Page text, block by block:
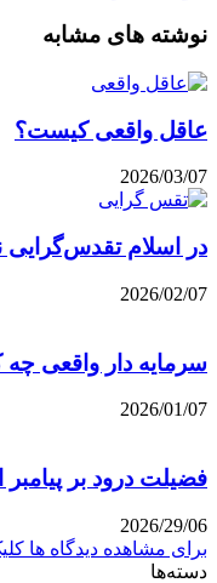
نوشته های مشابه
عاقل واقعی کیست؟
2026/03/07
در اسلام تقدس‌گرایی
2026/02/07
سرمایه دار واقعی
2026/01/07
فضیلت درود بر
2026/29/06
برای مشاهده دیدگاه ها
دسته‌ها